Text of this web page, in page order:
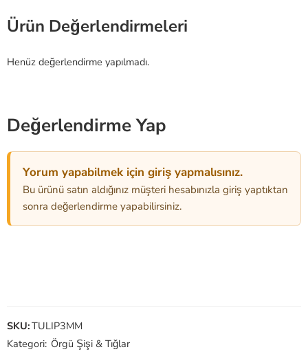
Ürün Değerlendirmeleri
Henüz değerlendirme yapılmadı.
Değerlendirme Yap
Yorum yapabilmek için giriş yapmalısınız.
Bu ürünü satın aldığınız müşteri hesabınızla giriş yaptıktan
sonra değerlendirme yapabilirsiniz.
SKU:TULIP3MM
Kategori: Örgü Şişi & Tığlar